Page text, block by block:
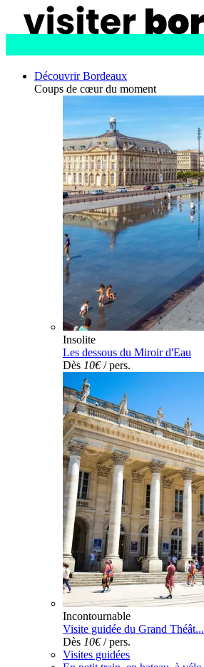
Découvrir Bordeaux
Coups de cœur du moment
Insolite
Les dessous du Miroir d'Eau
Dès 10€/ pers.
Incontournable
Visite guidée du Grand Théât...
Dès 10€/ pers.
Visites guidées